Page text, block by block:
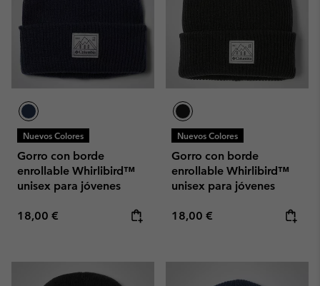
Nuevos Colores
Gorro con borde
enrollable Whirlibird™
unisex para jóvenes
Regular price:
18,00 €
Nuevos Colores
Gorro con borde
enrollable Whirlibird™
unisex para jóvenes
Regular price:
18,00 €